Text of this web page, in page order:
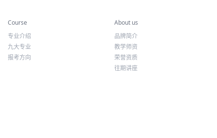
Course
专业介绍
九大专业
报考方向
About us
品牌简介
教学师资
荣誉资质
往期讲座